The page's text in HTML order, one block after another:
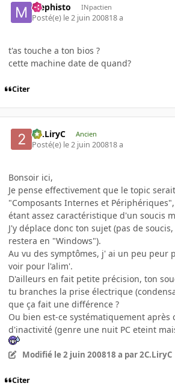
Mephisto INpactien
Posté(e) le 2 juin 200818 a
t'as touche a ton bios ?
cette machine date de quand?
Citer
2C.LiryC Ancien
Posté(e) le 2 juin 200818 a
Bonsoir ici,
Je pense effectivement que le topic
"Composants Internes et
étant assez caractéristique d'un soucis
J'y déplace donc ton sujet (pas de
restera en "Windows").
Au vu des symptômes, j' ai un peu peur
voir pour l'alim'.
D'ailleurs en fait petite précision, ton
tu branches la prise électrique
que ça fait une différence ?
Ou bien est-ce systématiquement après
d'inactivité (genre une nuit PC eteint
Modifié le 2 juin 200818 a par 2C.LiryC
Citer